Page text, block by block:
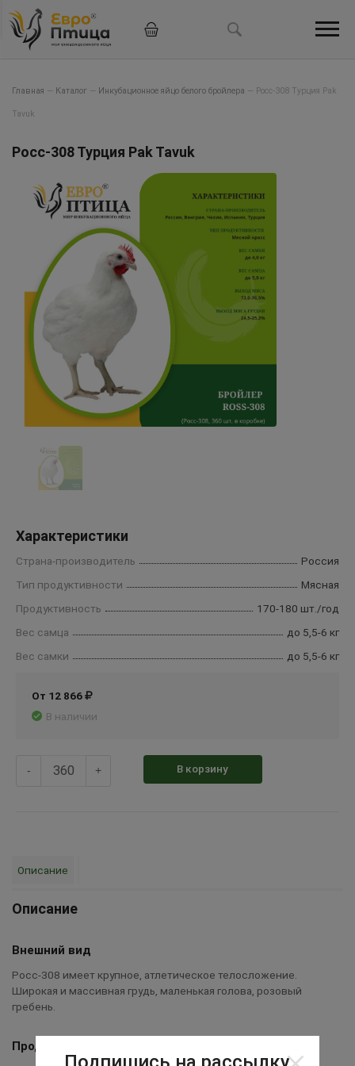
Главная — Каталог — Инкубационное яйцо белого бройлера — Росс-308 Турция Pak
Tavuk
Росс-308 Турция Pak Tavuk
От 12 866
В наличии
Характеристики
Страна-производитель
Россия
Тип продуктивности
Мясная
Продуктивность
170-180 шт./год
Вес самца
до 5,5-6 кг
Вес самки
до 5,5-6 кг
- + В корзину
Описание
Описание
Внешний вид
Росс-308 имеет крупное, атлетическое телосложение.
Широкая и массивная грудь, маленькая голова, розовый
гребень.
Продуктивность